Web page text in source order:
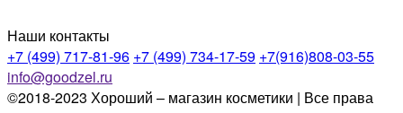
Наши контакты
+7 (499) 717-81-96 +7 (499) 734-17-59 +7(916)808-03-55
info@goodzel.ru
©2018-2023 Хороший – магазин косметики | Все права